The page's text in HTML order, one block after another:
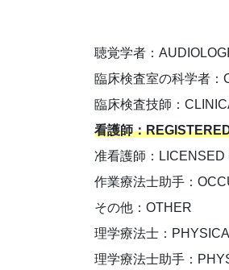
聴覚学者：
臨床検査室の科学者
臨床検査技師：
看護師：
准看護師：LICENSED
作業療法士助手：
その他：OTHER
理学療法士：
理学療法士助手：